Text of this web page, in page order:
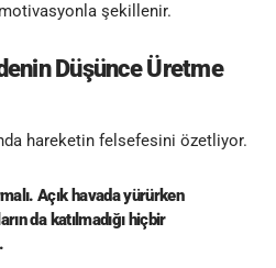
şekillenir.
Düşünce Üretme
hareketin felsefesini özetliyor.
Açık havada yürürken
da katılmadığı hiçbir